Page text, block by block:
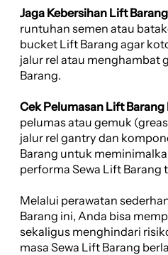
Jaga Kebersihan Lift
runtuhan semen atau
bucket Lift Barang agar
jalur rel atau menghambat
Barang.
Cek Pelumasan Lift Barang
pelumas atau gemuk
jalur rel gantry dan
Barang untuk
performa Sewa Lift Barang
Melalui perawatan
Barang ini, Anda bisa
sekaligus menghindari
masa Sewa Lift Barang